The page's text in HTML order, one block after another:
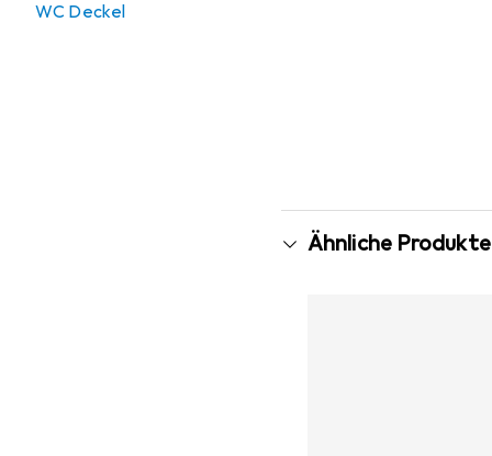
WC Deckel
Ähnliche